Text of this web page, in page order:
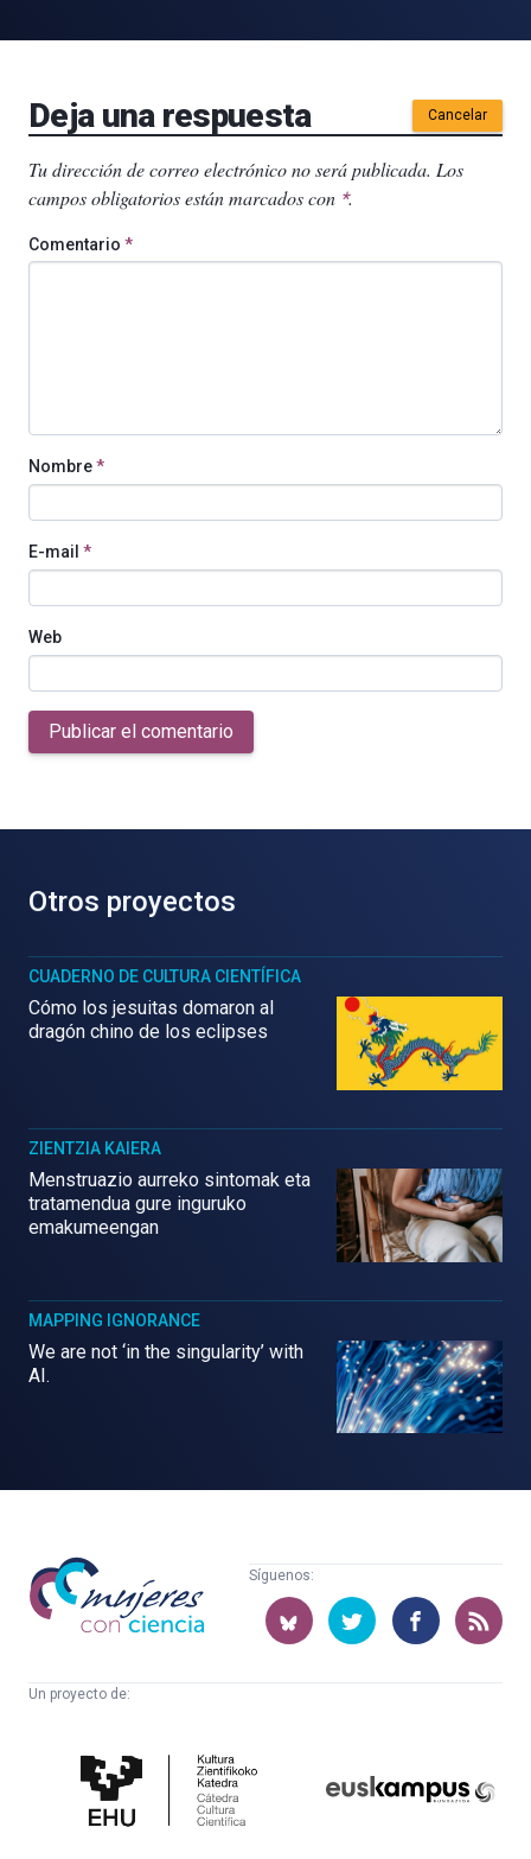
Deja una respuesta Cancelar
Tu dirección de correo electrónico no será publicada. Los
campos obligatorios están marcados con *.
Comentario *
Nombre*
E-mail *
Web
Publicar el comentario
Otros proyectos
CUADERNO DE CULTURA CIENTÍFICA
Cómo los jesuitas domaron al
dragón chino de los eclipses
ZIENTZIA KAIERA
Menstruazio aurreko sintomak eta
tratamendua gure inguruko
emakumeengan
MAPPING IGNORANCE
We are not ‘in the singularity’ with
AI.
Mujeres
con
ciencia
Síguenos:
Un proyecto de:
Cultura
Científica